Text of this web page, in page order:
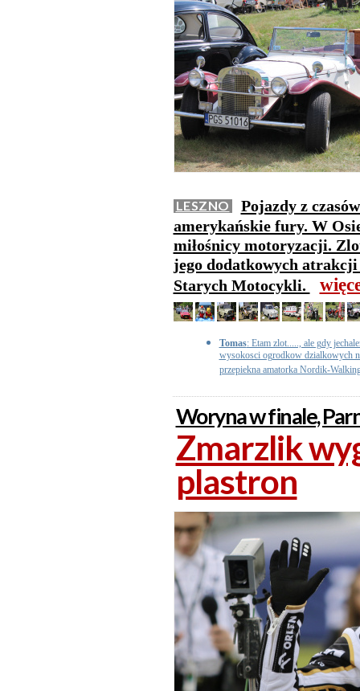
LESZNO
Pojazdy z
amerykańskie fury. W
miłośnicy motoryzacji.
jego dodatkowych
Starych Motocykli.
Tomas: Etam zlot....., ale gdy
wysokosci ogrodkow dzialkowych
przepiekna amatorka Nordik-
Woryna w finale,
Zmarzlik
plastron